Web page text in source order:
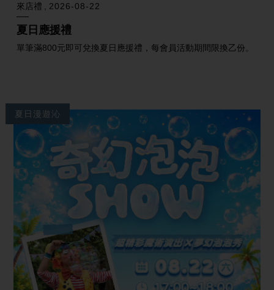
來店禮 2026-08-22
夏日應援禮
單筆滿800元即可兌換夏日應援禮，每會員活動期間限換乙份。
夏日漫遊沁